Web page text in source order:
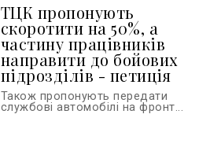
ТЦК пропонують
скоротити на 50%, а
частину працівників
направити до бойових
підрозділів - петиція
Також пропонують передати
службові автомобілі на фронт...